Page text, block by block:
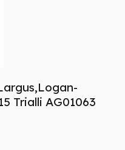
Trialli AG01063